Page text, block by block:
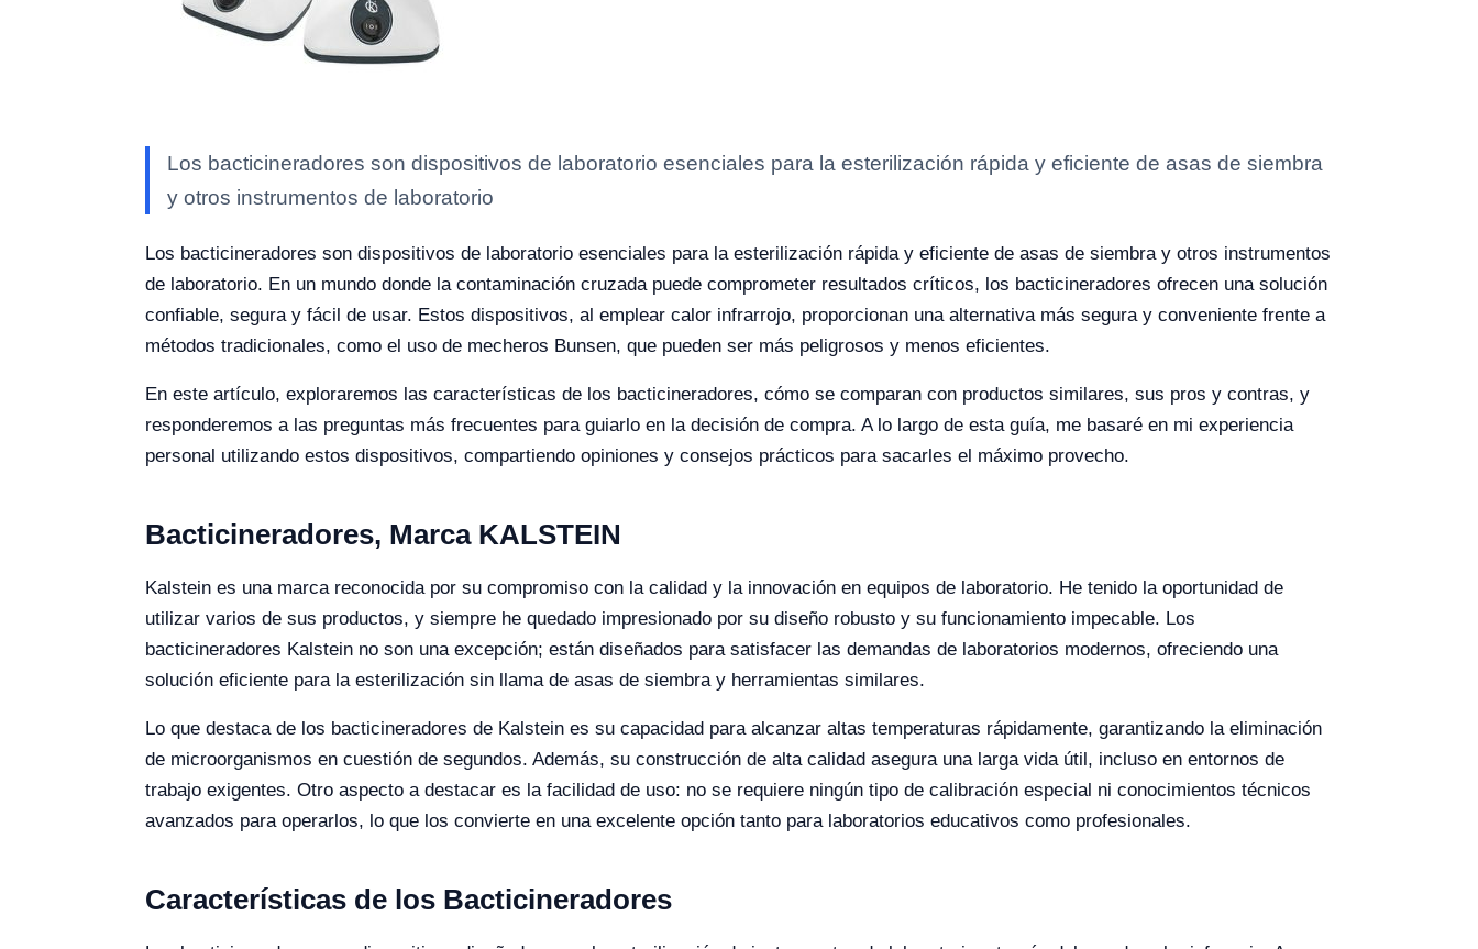
Los bacticineradores son dispositivos de laboratorio esenciales para la esterilización rápida y eficiente de asas de siembra
y otros instrumentos de laboratorio
Los bacticineradores son dispositivos de laboratorio esenciales para la esterilización rápida y eficiente de asas de siembra y otros instrumentos
de laboratorio. En un mundo donde la contaminación cruzada puede comprometer resultados críticos, los bacticineradores ofrecen una solución
confiable, segura y fácil de usar. Estos dispositivos, al emplear calor infrarrojo, proporcionan una alternativa más segura y conveniente frente a
métodos tradicionales, como el uso de mecheros Bunsen, que pueden ser más peligrosos y menos eficientes.
En este artículo, exploraremos las características de los bacticineradores, cómo se comparan con productos similares, sus pros y contras, y
responderemos a las preguntas más frecuentes para guiarlo en la decisión de compra. A lo largo de esta guía, me basaré en mi experiencia
personal utilizando estos dispositivos, compartiendo opiniones y consejos prácticos para sacarles el máximo provecho.
Bacticineradores, Marca KALSTEIN
Kalstein es una marca reconocida por su compromiso con la calidad y la innovación en equipos de laboratorio. He tenido la oportunidad de
utilizar varios de sus productos, y siempre he quedado impresionado por su diseño robusto y su funcionamiento impecable. Los
bacticineradores Kalstein no son una excepción; están diseñados para satisfacer las demandas de laboratorios modernos, ofreciendo una
solución eficiente para la esterilización sin llama de asas de siembra y herramientas similares.
Lo que destaca de los bacticineradores de Kalstein es su capacidad para alcanzar altas temperaturas rápidamente, garantizando la eliminación
de microorganismos en cuestión de segundos. Además, su construcción de alta calidad asegura una larga vida útil, incluso en entornos de
trabajo exigentes. Otro aspecto a destacar es la facilidad de uso: no se requiere ningún tipo de calibración especial ni conocimientos técnicos
avanzados para operarlos, lo que los convierte en una excelente opción tanto para laboratorios educativos como profesionales.
Características de los Bacticineradores